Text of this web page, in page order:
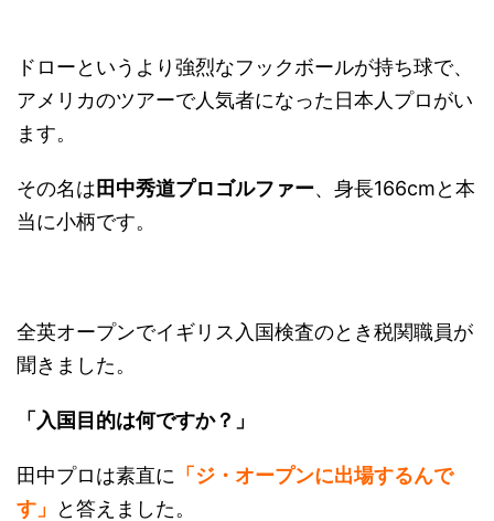
ドローというより強烈なフックボールが持ち球で、
アメリカのツアーで人気者になった日本人プロがい
ます。
その名は田中秀道プロゴルファー、身長166cmと本
当に小柄です。
全英オープンでイギリス入国検査のとき税関職員が
聞きました。
「入国目的は何ですか？」
田中プロは素直に 「ジ・オープンに出場するんで
す」
と答えました。